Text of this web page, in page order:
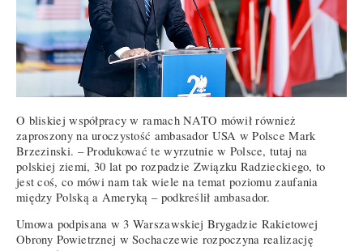
O bliskiej współpracy w ramach NATO mówił również
zaproszony na uroczystość ambasador USA w Polsce Mark
Brzezinski. – Produkować te wyrzutnie w Polsce, tutaj na
polskiej ziemi, 30 lat po rozpadzie Związku Radzieckiego, to
jest coś, co mówi nam tak wiele na temat poziomu zaufania
między Polską a Ameryką – podkreślił ambasador.
Umowa podpisana w 3 Warszawskiej Brygadzie Rakietowej
Obrony Powietrznej w Sochaczewie rozpoczyna realizację